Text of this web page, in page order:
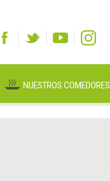
NUESTROS COMEDORES